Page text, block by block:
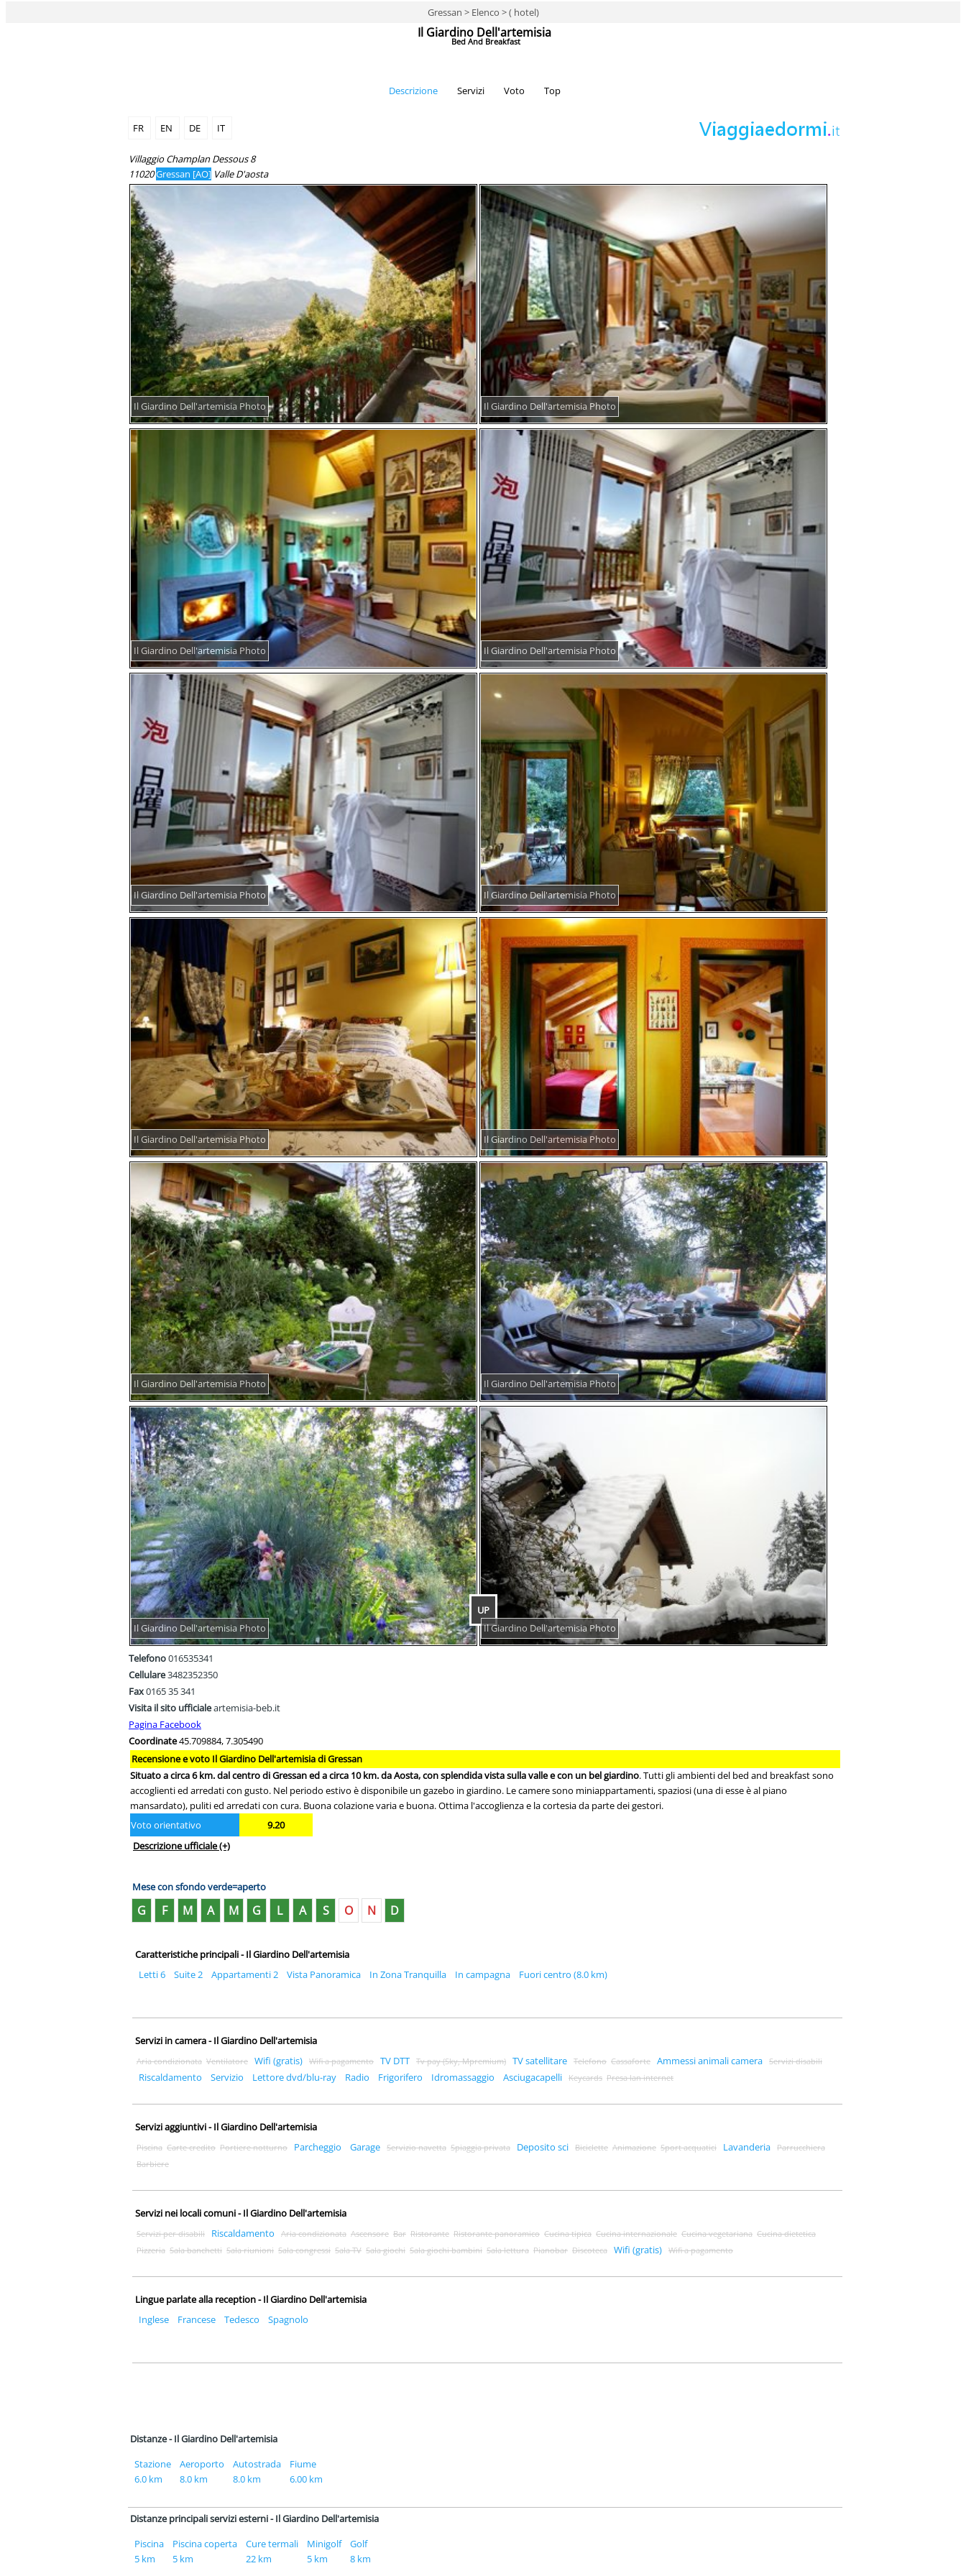
UP
Gressan > Elenco > ( hotel)
Il Giardino Dell'artemisia
Bed And Breakfast
Descrizione Servizi Voto Top
FR EN DE IT
Villaggio Champlan Dessous 8
11020Gressan [AO] Valle D'aosta
Il Giardino Dell'artemisia Photo Il Giardino Dell'artemisia Photo
Il Giardino Dell'artemisia Photo Il Giardino Dell'artemisia Photo
Il Giardino Dell'artemisia Photo Il Giardino Dell'artemisia Photo
Il Giardino Dell'artemisia Photo Il Giardino Dell'artemisia Photo
Il Giardino Dell'artemisia Photo Il Giardino Dell'artemisia Photo
Il Giardino Dell'artemisia Photo Il Giardino Dell'artemisia Photo
Telefono016535341
Cellulare3482352350
Fax0165 35 341
Visita il sito ufficialeartemisia-beb.it
Pagina Facebook
Coordinate45.709884, 7.305490
Recensione e voto Il Giardino Dell'artemisia di Gressan
Situato a circa 6 km. dal centro di Gressan ed a circa 10 km. da Aosta, con splendida vista sulla valle e con un bel giardino. Tutti gli ambienti del bed and breakfast sono
accoglienti ed arredati con gusto. Nel periodo estivo è disponibile un gazebo in giardino. Le camere sono miniappartamenti, spaziosi (una di esse è al piano
mansardato), puliti ed arredati con cura. Buona colazione varia e buona. Ottima l'accoglienza e la cortesia da parte dei gestori.
Voto orientativo
9.20
Descrizione ufficiale(+)
Mese con sfondo verde=aperto
G F M A M G L A S O N D
Caratteristiche principali - Il Giardino Dell'artemisia
Letti 6
Suite 2 Appartamenti 2 Vista Panoramica In Zona Tranquilla In campagna Fuori centro (8.0 km)
Servizi in camera - Il Giardino Dell'artemisia
Aria condizionata Ventilatore Wifi (gratis) Wifi a pagamento TV DTT Tv pay (Sky, Mpremium) TV satellitare Telefono Cassaforte Ammessi animali camera Servizi disabili
Riscaldamento Servizio Lettore dvd/blu-ray Radio Frigorifero Idromassaggio Asciugacapelli Keycards Presa lan internet
Servizi aggiuntivi - Il Giardino Dell'artemisia
Piscina Carte credito Portiere notturno Parcheggio Garage Servizio navetta Spiaggia privata Deposito sci Biciclette Animazione Sport acquatici Lavanderia Parrucchiera
Barbiere
Servizi nei locali comuni - Il Giardino Dell'artemisia
Servizi per disabili Riscaldamento Aria condizionata Ascensore Bar Ristorante Ristorante panoramico Cucina tipica Cucina internazionale Cucina vegetariana Cucina dietetica
Pizzeria Sala banchetti Sala riunioni Sala congressi Sala TV Sala giochi Sala giochi bambini Sala lettura Pianobar Discoteca Wifi (gratis) Wifi a pagamento
Lingue parlate alla reception - Il Giardino Dell'artemisia
Inglese
Francese Tedesco Spagnolo
Distanze - Il Giardino Dell'artemisia
Stazione
6.0 km
Aeroporto
8.0 km
Autostrada
8.0 km
Fiume
6.00 km
Distanze principali servizi esterni - Il Giardino Dell'artemisia
Piscina
5 km
Piscina coperta
5 km
Cure termali
22 km
Minigolf
5 km
Golf
8 km